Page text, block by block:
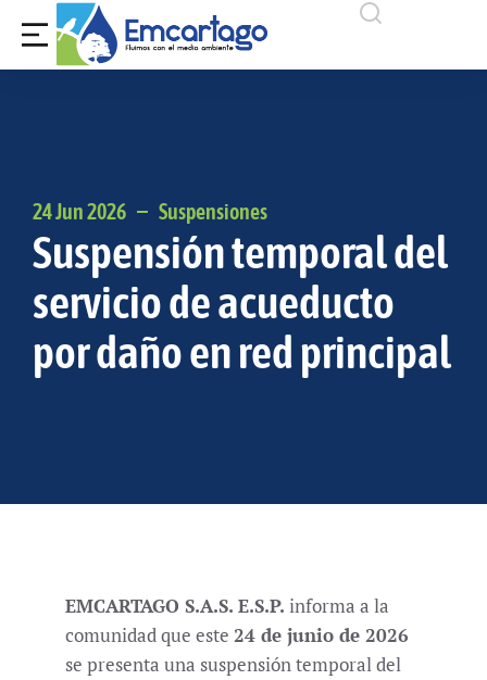
24 Jun 2026 Suspensiones
Suspensión temporal del
servicio de acueducto
por daño en red principal
EMCARTAGO S.A.S. E.S.P. informa a la
comunidad que este 24 de junio de 2026
se presenta una suspensión temporal del